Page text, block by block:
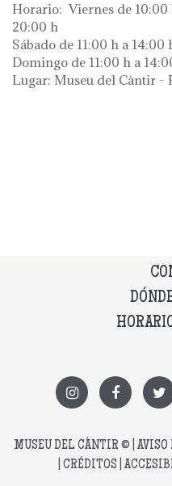
Horario: Viernes de 10:00
20:00 h
Sábado de 11:00 h a
Domingo de 11:00 h a
Lugar: Museu del Càntir -
MUSEU DEL CÀNTIR © | AVISO
CRÉDITOS